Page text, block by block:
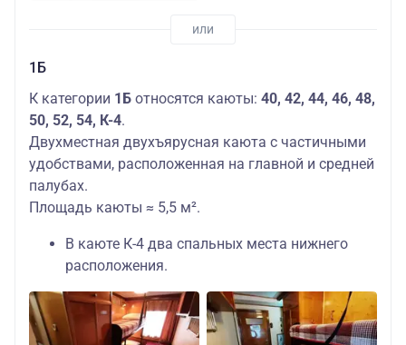
1Б
К категории 1Б относятся каюты: 40, 42, 44, 46, 48,
50, 52, 54, К-4.
Двухместная двухъярусная каюта с частичными
удобствами, расположенная на главной и средней
палубах.
Площадь каюты ≈ 5,5 м².
В каюте К-4 два спальных места нижнего
расположения.